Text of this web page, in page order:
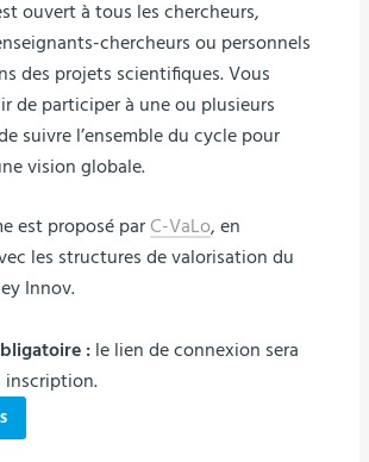
ouvert à tous les chercheurs,
chercheurs ou personnels
des projets scientifiques. Vous
de participer à une ou plusieurs
suivre l’ensemble du cycle pour
vision globale.
est proposé par C-VaLo, en
les structures de valorisation du
Innov.
: le lien de connexion sera
inscription.